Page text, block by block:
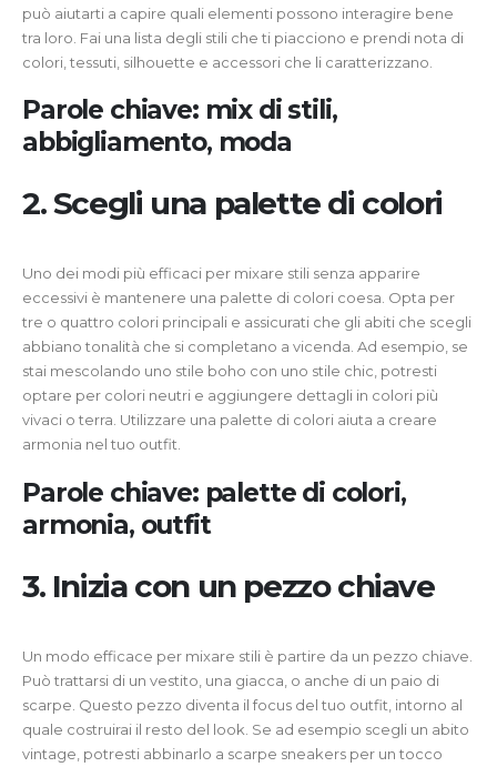
può aiutarti a capire quali elementi possono interagire bene
tra loro. Fai una lista degli stili che ti piacciono e prendi nota di
colori, tessuti, silhouette e accessori che li caratterizzano.
Parole chiave: mix di stili,
abbigliamento, moda
2. Scegli una palette di colori
Uno dei modi più efficaci per mixare stili senza apparire
eccessivi è mantenere una palette di colori coesa. Opta per
tre o quattro colori principali e assicurati che gli abiti che scegli
abbiano tonalità che si completano a vicenda. Ad esempio, se
stai mescolando uno stile boho con uno stile chic, potresti
optare per colori neutri e aggiungere dettagli in colori più
vivaci o terra. Utilizzare una palette di colori aiuta a creare
armonia nel tuo outfit.
Parole chiave: palette di colori,
armonia, outfit
3. Inizia con un pezzo chiave
Un modo efficace per mixare stili è partire da un pezzo chiave.
Può trattarsi di un vestito, una giacca, o anche di un paio di
scarpe. Questo pezzo diventa il focus del tuo outfit, intorno al
quale costruirai il resto del look. Se ad esempio scegli un abito
vintage, potresti abbinarlo a scarpe sneakers per un tocco